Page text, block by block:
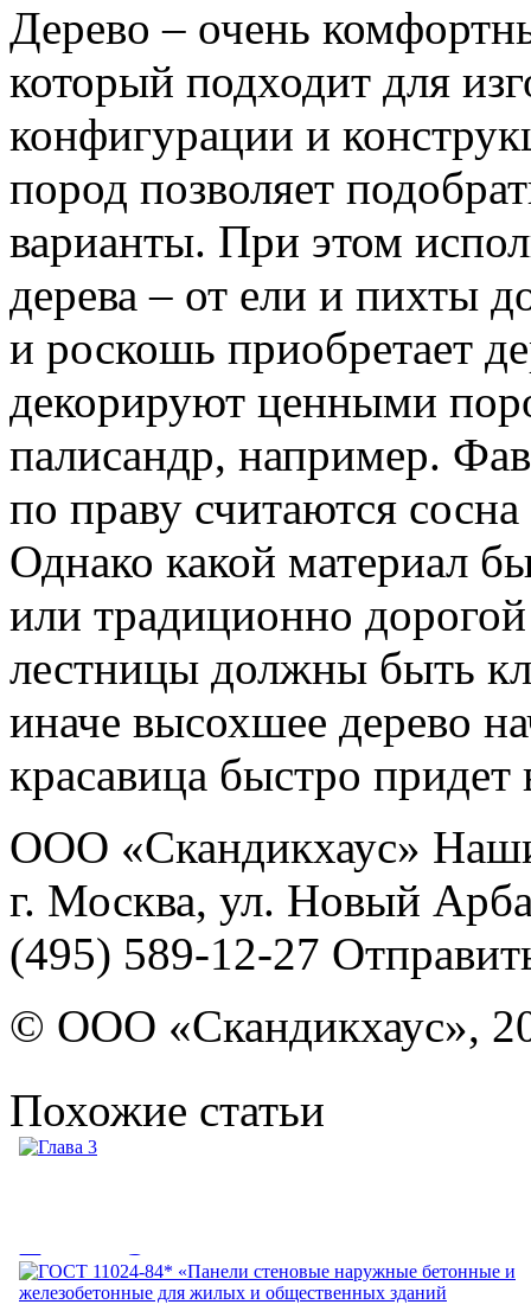
Дерево – очень
который подходит для
конфигурации и
пород позволяет
варианты. При этом
дерева – от ели и пихты
и роскошь приобретает
декорируют ценными
палисандр, например.
по праву считаются
Однако какой материал
или традиционно
лестницы должны быть
иначе высохшее дерево
красавица быстро придет
ООО «Скандикхаус»
г. Москва, ул. Новый
(495) 589-12-27
© ООО «Скандикхаус»,
Похожие статьи
Глава 3